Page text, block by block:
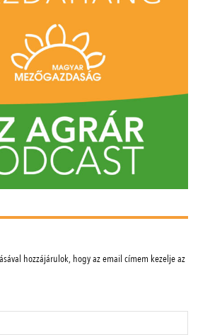
hozzájárulok, hogy az email címem kezelje az